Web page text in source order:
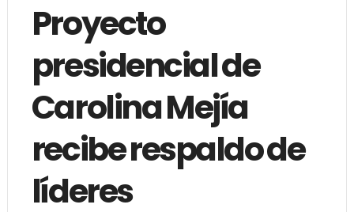
Proyecto
presidencial de
Carolina Mejía
recibe respaldo de
líderes